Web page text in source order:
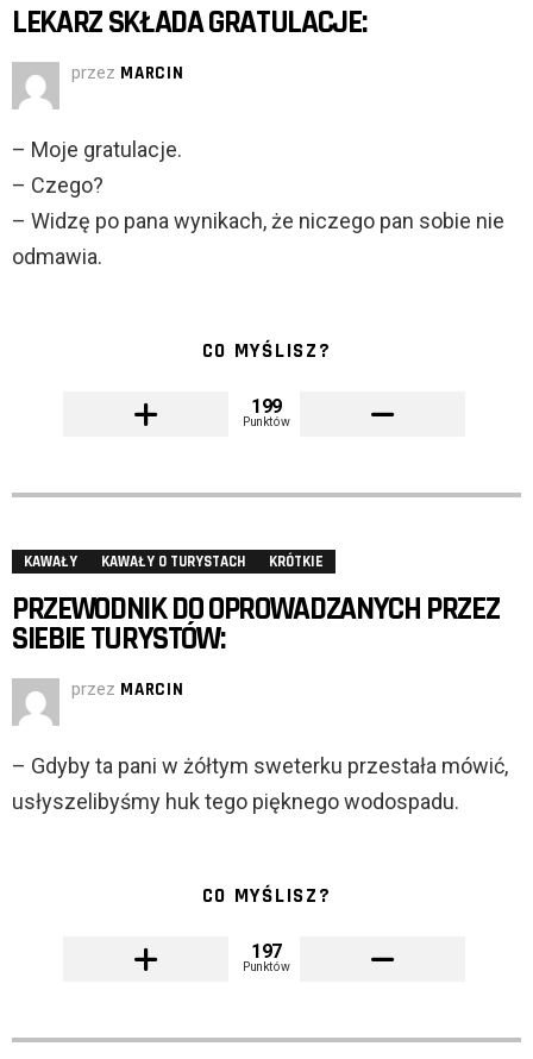
LEKARZ SKŁADA GRATULACJE:
przez MARCIN
– Moje gratulacje.
– Czego?
– Widzę po pana wynikach, że niczego pan sobie nie
odmawia.
CO MYŚLISZ?
199
Punktów
KAWAŁY KAWAŁY O TURYSTACH KRÓTKIE
PRZEWODNIK DO OPROWADZANYCH PRZEZ
SIEBIE TURYSTÓW:
przez MARCIN
– Gdyby ta pani w żółtym sweterku przestała mówić,
usłyszelibyśmy huk tego pięknego wodospadu.
CO MYŚLISZ?
197
Punktów